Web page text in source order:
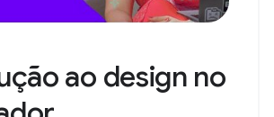
ao design no